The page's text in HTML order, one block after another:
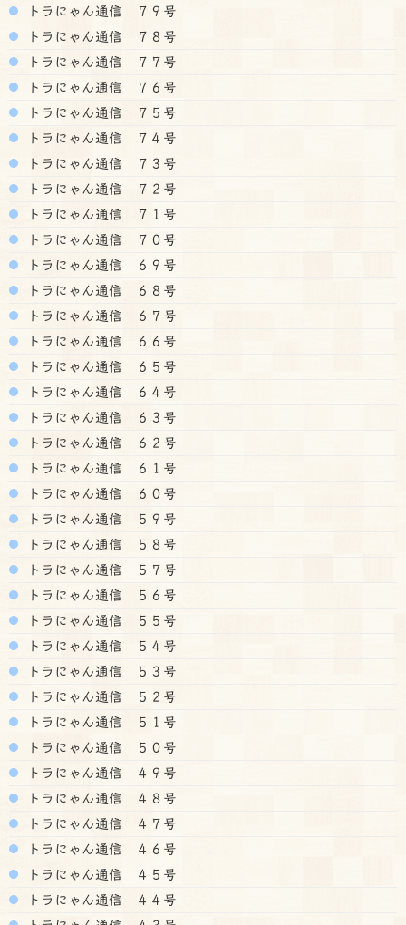
トラにゃん通信 ７９号
トラにゃん通信 ７８号
トラにゃん通信 ７７号
トラにゃん通信 ７６号
トラにゃん通信 ７５号
トラにゃん通信 ７４号
トラにゃん通信 ７３号
トラにゃん通信 ７２号
トラにゃん通信 ７１号
トラにゃん通信 ７０号
トラにゃん通信 ６９号
トラにゃん通信 ６８号
トラにゃん通信 ６７号
トラにゃん通信 ６６号
トラにゃん通信 ６５号
トラにゃん通信 ６４号
トラにゃん通信 ６３号
トラにゃん通信 ６２号
トラにゃん通信 ６１号
トラにゃん通信 ６０号
トラにゃん通信 ５９号
トラにゃん通信 ５８号
トラにゃん通信 ５７号
トラにゃん通信 ５６号
トラにゃん通信 ５５号
トラにゃん通信 ５４号
トラにゃん通信 ５３号
トラにゃん通信 ５２号
トラにゃん通信 ５１号
トラにゃん通信 ５０号
トラにゃん通信 ４９号
トラにゃん通信 ４８号
トラにゃん通信 ４７号
トラにゃん通信 ４６号
トラにゃん通信 ４５号
トラにゃん通信 ４４号